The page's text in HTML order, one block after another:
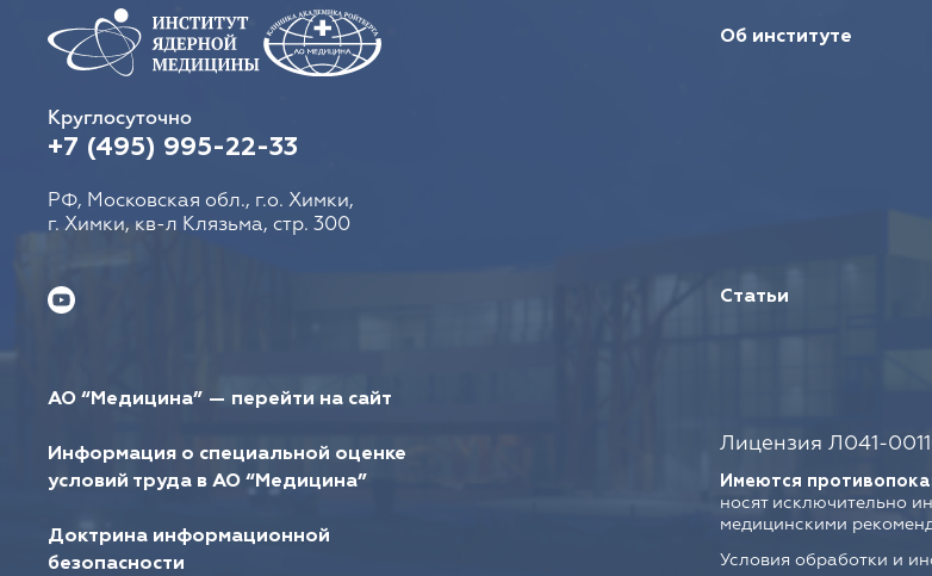
Круглосуточно
+7 (495) 995-22-33
РФ, Московская обл., г.о. Химки,
г. Химки, кв-л Клязьма, стр. 300
АО “Медицина” — перейти на сайт
Информация о специальной оценке
условий труда в АО “Медицина”
Доктрина информационной
безопасности
Об институте
Статьи
Лицензия Л041-
Имеются
носят исключительно
медицинскими
Условия обработки и